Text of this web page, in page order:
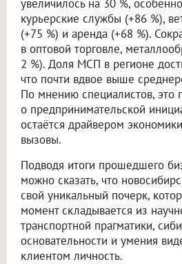
увеличилось на 30 %,
курьерские службы (+86 %),
(+75 %) и аренда (+68 %).
в оптовой торговле,
2 %). Доля МСП в регионе
что почти вдвое выше
По мнению специалистов, это
о предпринимательской
остаётся драйвером
вызовы.
Подводя итоги прошедшего
можно сказать, что
свой уникальный почерк,
момент складывается из
транспортной прагматики,
основательности и умения
клиентом личность.